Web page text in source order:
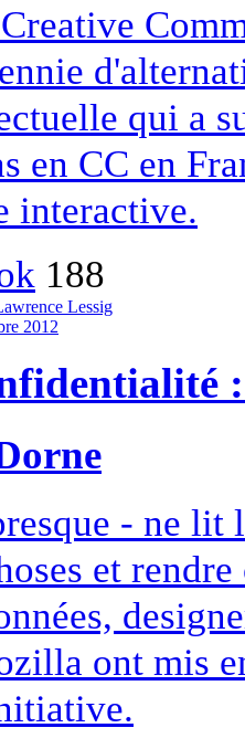
qui a
en CC en
interactive.
188
Lessig
2012
- ne
et
ont mis